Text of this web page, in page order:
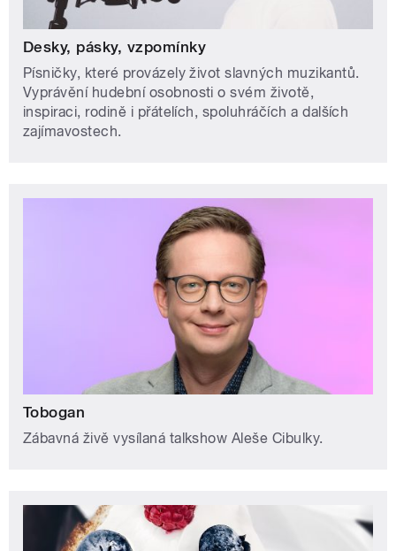
Desky, pásky, vzpomínky
Písničky, které provázely život slavných muzikantů.
Vyprávění hudební osobnosti o svém životě,
inspiraci, rodině i přátelích, spoluhráčích a dalších
zajímavostech.
Tobogan
Zábavná živě vysílaná talkshow Aleše Cibulky.